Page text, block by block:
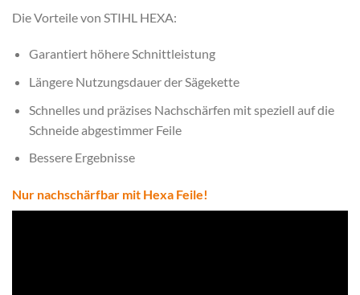
Die Vorteile von STIHL HEXA:
Garantiert höhere Schnittleistung
Längere Nutzungsdauer der Sägekette
Schnelles und präzises Nachschärfen mit speziell auf die
Schneide abgestimmer Feile
Bessere Ergebnisse
Nur nachschärfbar mit Hexa Feile!